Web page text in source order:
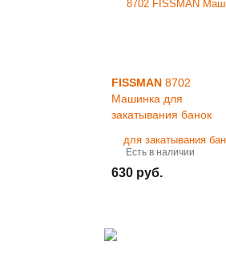
FISSMAN 8702
Машинка для
закатывания банок
Есть в наличии
630 руб.